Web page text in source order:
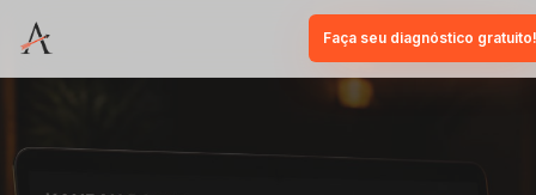
Faça seu diagnóstico gratuito!